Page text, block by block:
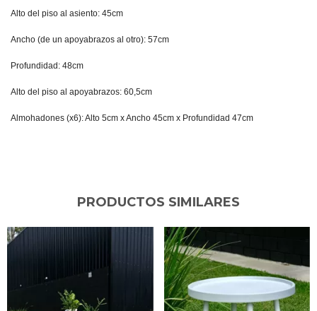
Alto del piso al asiento: 45cm
Ancho (de un apoyabrazos al otro): 57cm
Profundidad: 48cm
Alto del piso al apoyabrazos: 60,5cm
Almohadones (x6): Alto 5cm x Ancho 45cm x Profundidad 47cm
PRODUCTOS SIMILARES